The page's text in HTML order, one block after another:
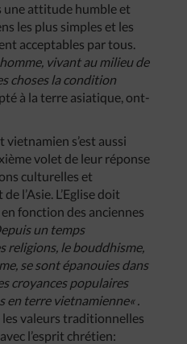
une attitude humble et
les plus simples et les
acceptables par tous.
homme, vivantaumilieude
choses lacondition
à la terre asiatique, ont-
vietnamien s’est aussi
volet de leur réponse
culturelles et
l’Asie. L’Eglise doit
fonction des anciennes
un temps
religions, lebouddhisme,
, sesontépanouiesdans
croyancespopulaires
en terre vietnamienne« .
valeurs traditionnelles
l’esprit chrétien: